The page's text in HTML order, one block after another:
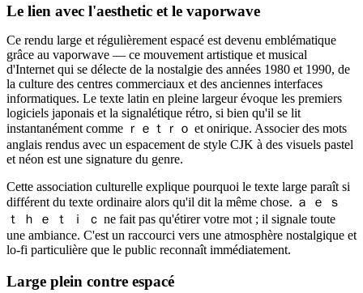
Le lien avec l'aesthetic et le vaporwave
Ce rendu large et régulièrement espacé est devenu emblématique
grâce au vaporwave — ce mouvement artistique et musical
d'Internet qui se délecte de la nostalgie des années 1980 et 1990, de
la culture des centres commerciaux et des anciennes interfaces
informatiques. Le texte latin en pleine largeur évoque les premiers
logiciels japonais et la signalétique rétro, si bien qu'il se lit
instantanément comme ｒｅｔｒｏ et onirique. Associer des mots
anglais rendus avec un espacement de style CJK à des visuels pastel
et néon est une signature du genre.
Cette association culturelle explique pourquoi le texte large paraît si
différent du texte ordinaire alors qu'il dit la même chose. ａ ｅ ｓ
ｔ ｈ ｅ ｔ ｉ ｃ ne fait pas qu'étirer votre mot ; il signale toute
une ambiance. C'est un raccourci vers une atmosphère nostalgique et
lo-fi particulière que le public reconnaît immédiatement.
Large plein contre espacé